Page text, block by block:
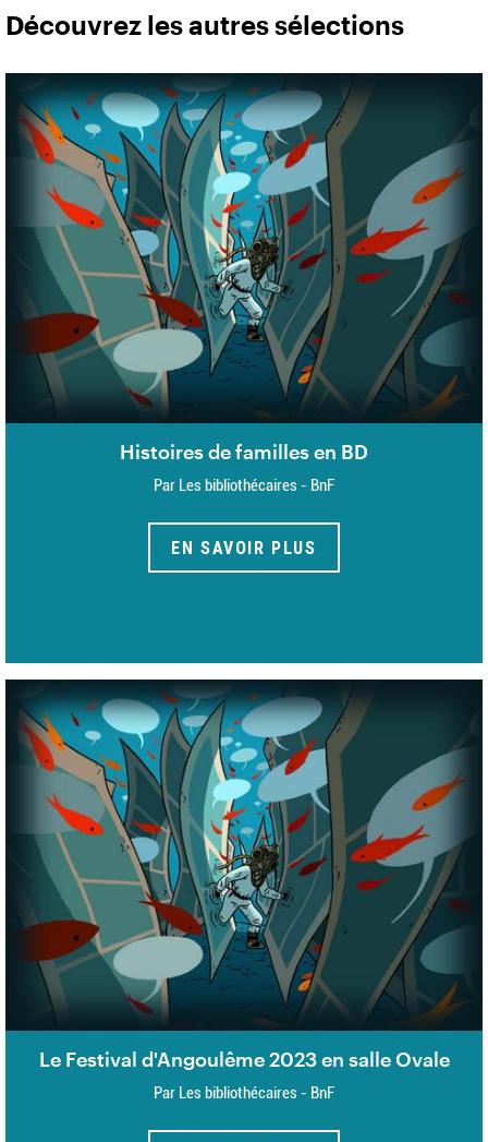
Découvrez les autres sélections
Histoires de familles en BD
Par Les bibliothécaires - BnF
EN SAVOIR PLUS
Le Festival d'Angoulême 2023 en salle Ovale
Par Les bibliothécaires - BnF